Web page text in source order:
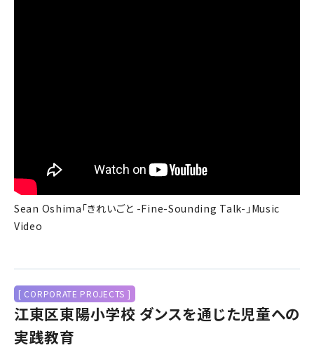
Sean Oshima「きれいごと -Fine-Sounding Talk-」Music
Video
[ CORPORATE PROJECTS ]
江東区東陽小学校 ダンスを通じた児童への
実践教育